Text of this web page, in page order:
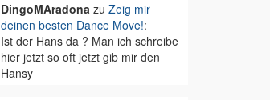
DingoMAradonazu Zeig mir
deinen besten Dance Move!:
Ist der Hans da ? Man ich schreibe
hier jetzt so oft jetzt gib mir den
Hansy